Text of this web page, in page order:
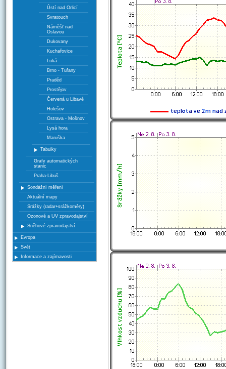
Ústí nad Orlicí
Svratouch
Náměšť nad
Oslavou
Dukovany
Kuchařovice
Luká
Brno - Tuřany
Praděd
Prostějov
Červená u Libavé
Holešov
Ostrava - Mošnov
Lysá hora
Maruška
Tabulky
Grafy automatických
stanic
Praha-Libuš
Sondážní měření
Aktuální mapy
Srážky (radar+srážkoměry)
Ozonové a UV zpravodajství
Sněhové zpravodajství
Evropa
Svět
Informace a zajímavosti